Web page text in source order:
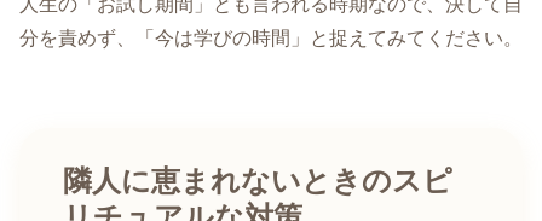
人生の「お試し期間」とも言われる時期なので、決して自
分を責めず、「今は学びの時間」と捉えてみてください。
隣人に恵まれないときのスピ